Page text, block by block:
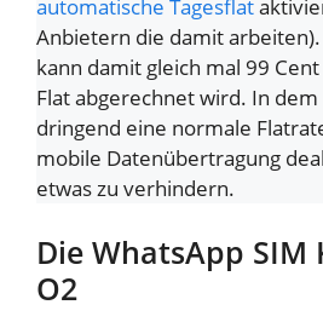
automatische Tagesflat
Anbietern die damit arbeiten).
kann damit gleich mal 99
Flat abgerechnet wird. In dem
dringend eine normale
mobile Datenübertragung
etwas zu verhindern.
Die WhatsApp SIM
O2